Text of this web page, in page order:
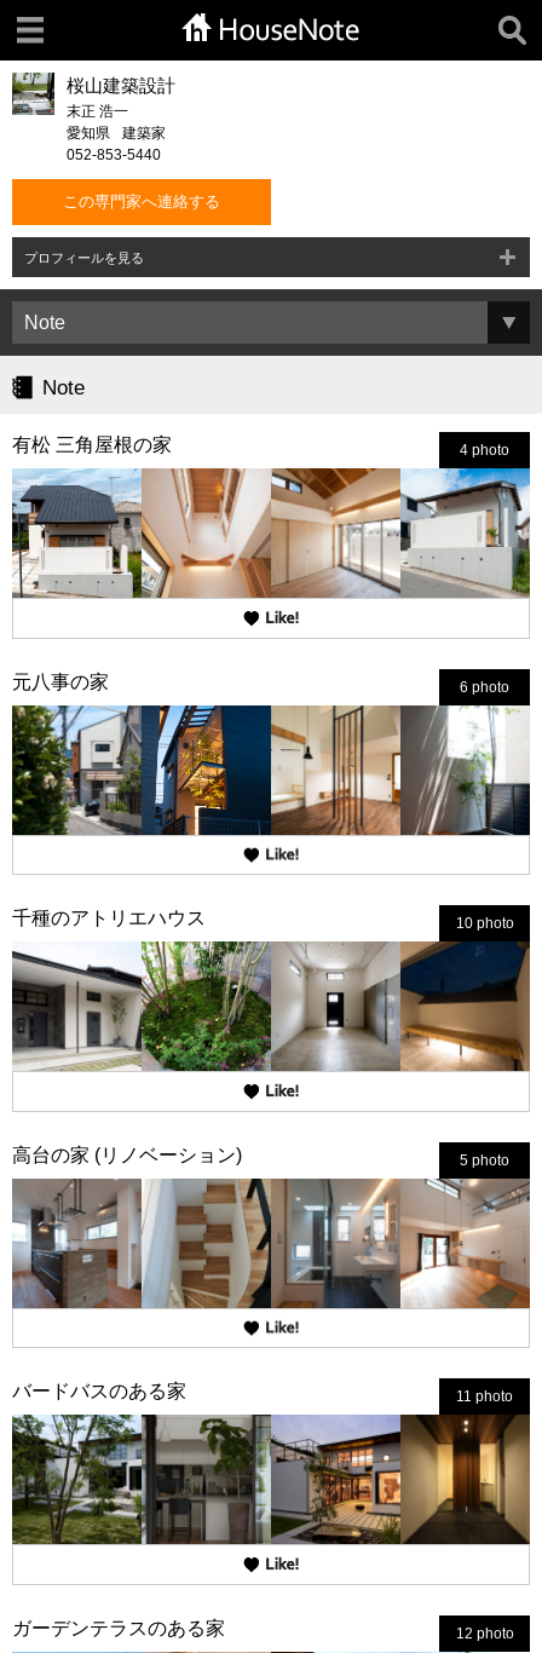
桜山建築設計
末正 浩一
愛知県
建築家
052-853-5440
この専門家へ連絡する
プロフィールを見る
Note
有松 三角屋根の家 4 photo
元八事の家 6 photo
千種のアトリエハウス 10 photo
高台の家 (リノベーション) 5 photo
バードバスのある家 11 photo
ガーデンテラスのある家 12 photo